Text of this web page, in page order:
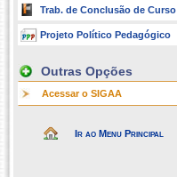
Trab. de Conclusão de Curso
Projeto Político Pedagógico
Outras Opções
Acessar o SIGAA
Ir ao Menu Principal